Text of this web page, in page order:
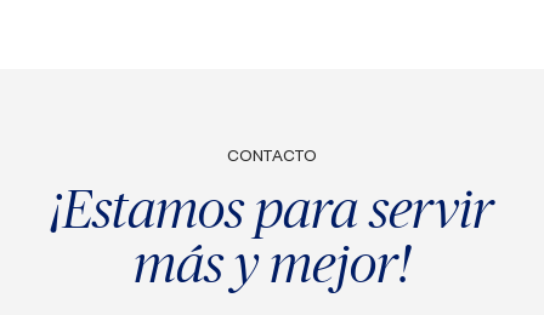
CONTACTO
¡Estamos para servir
más y mejor!